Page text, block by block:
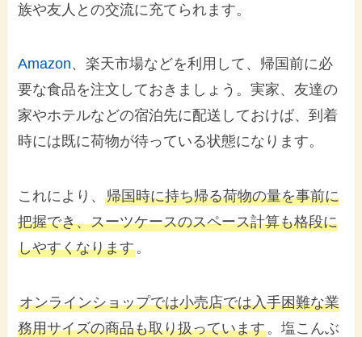
族や友人との交流に充てられます。
Amazon、楽天市場などを利用して、帰国前に必
要な食品を注文しておきましょう。実家、友達の
家やホテルなどの宿泊先に配送しておけば、到着
時には既に荷物が待っている状態になります。
これにより、帰国時に持ち帰る荷物の量を事前に
把握でき、スーツケースのスペース計算も格段に
しやすくなります。
オンラインショップでは小売店では入手困難な業
務用サイズの商品も取り扱っています。塩こんぶ